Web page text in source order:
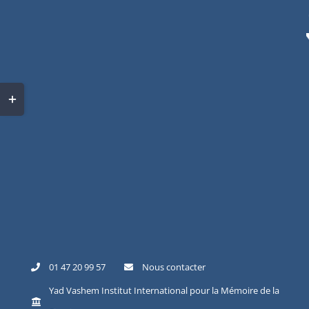
01 47 20 99 57
Nous contacter
Yad Vashem Institut International pour la Mémoire de la
Toggle
Sliding